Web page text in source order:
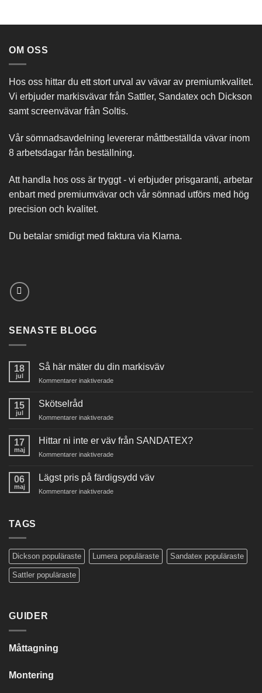
OM OSS
Hos oss hittar du ett stort urval av vävar av premiumkvalitet.
Vi erbjuder markisvävar från Sattler, Sandatex och Dickson
samt screenvävar från Soltis.
Vår sömnadsavdelning levererar måttbeställda vävar inom
8 arbetsdagar från beställning.
Att handla hos oss är tryggt - vi erbjuder prisgaranti, arbetar
enbart med premiumvävar och vår sömnad utförs med hög
precision och kvalitet.
Du betalar smidigt med faktura via Klarna.
SENASTE BLOGG
18
jul
Så här mäter du din markisväv
Kommentarer inaktiveradeför
du
markisväv
15
jul
Skötselråd
Kommentarer inaktiveradeför
17
maj
Hittar ni inte er väv från SANDATEX?
Kommentarer inaktiveradeför
inte
er
06
maj
Lägst pris på färdigsydd väv
Kommentarer inaktiveradeför
TAGS
Dickson populäraste Lumera populäraste Sandatex populäraste
Sattler populäraste
GUIDER
Måttagning
Montering